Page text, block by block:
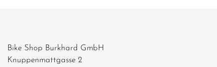
Bike Shop Burkhard GmbH
Knuppenmattgasse 2